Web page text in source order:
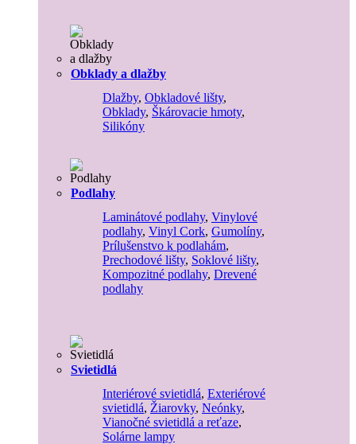
Obklady a dlažby
Dlažby, Obkladové lišty,
Obklady, Škárovacie hmoty,
Silikóny
Podlahy
Laminátové podlahy, Vinylové
podlahy, Vinyl Cork, Gumolíny,
Prílušenstvo k podlahám,
Prechodové lišty, Soklové lišty,
Kompozitné podlahy, Drevené
podlahy
Svietidlá
Interiérové svietidlá, Exteriérové
svietidlá, Žiarovky, Neónky,
Vianočné svietidlá a reťaze,
Solárne lampy